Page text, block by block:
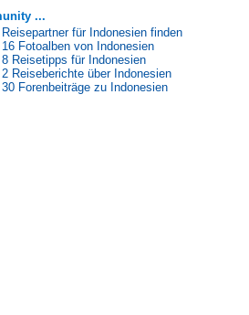
...
Reisepartner für Indonesien finden
16 Fotoalben von Indonesien
8 Reisetipps für Indonesien
2 Reiseberichte über Indonesien
30 Forenbeiträge zu Indonesien